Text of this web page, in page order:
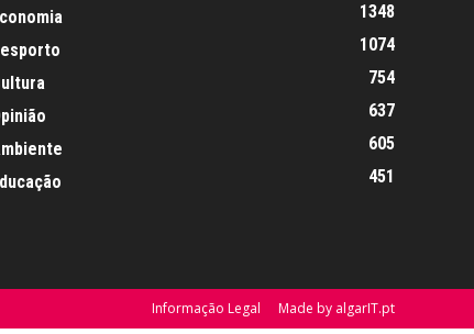
1348
1074
754
637
605
451
Informação Legal Made by algarIT.pt